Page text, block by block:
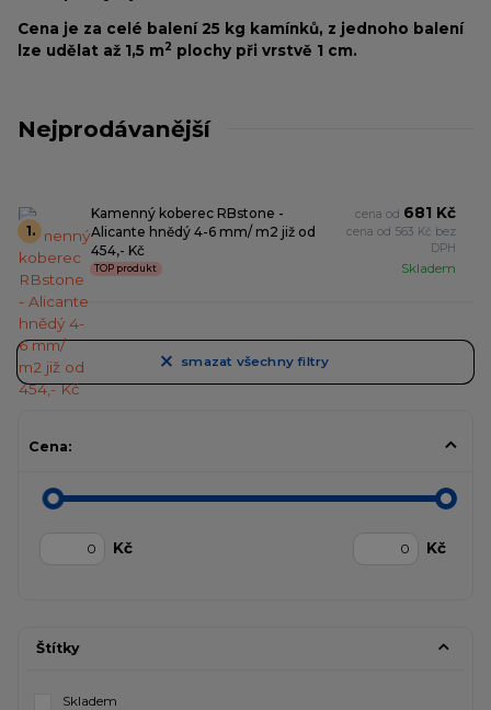
Cena je za celé balení 25 kg kamínků, z jednoho balení
lze udělat až 1,5 m2 plochy při vrstvě 1 cm.
Nejprodávanější
1.
Kamenný koberec RBstone -
Alicante hnědý 4-6 mm/ m2 již od
454,- Kč
Skladem
TOP produkt
cena od 681 Kč
cena od 563 Kč bez
DPH
Cena:
Kč Kč
Štítky
Skladem
smazat všechny filtry